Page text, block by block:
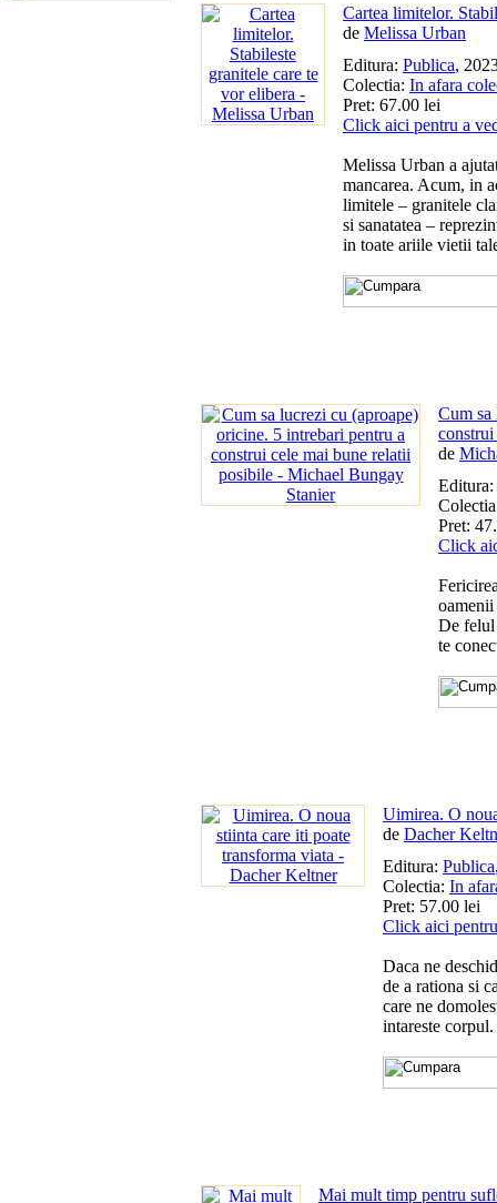
Cartea limitelor.
de Melissa Urban
Editura: Publica,
Colectia: In afara
Pret: 67.00 lei
Click aici pentru a
Melissa Urban a
mancarea. Acum, in
limitele – granitele
si sanatatea –
in toate ariile vietii
Cum sa
de
Editura:
Pret:
Click
De felul
te
Uimirea. O
de Dacher
Editura: Publica
Colectia: In
Pret: 57.00 lei
Click aici
Daca ne
de a rationa si
care ne
intareste corpul.
Mai mult timp pentru